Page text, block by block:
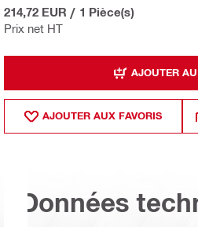
Prix net HT
214,72 EUR / 1 Pièce(s)
AJOUTER
AJOUTER AUX FAVORIS
Données